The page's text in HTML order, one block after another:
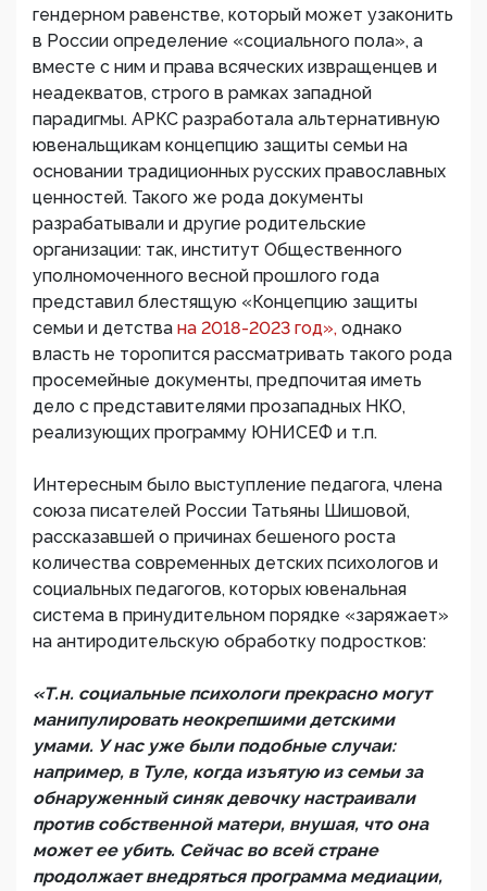
гендерном равенстве, который может узаконить
в России определение «социального пола», а
вместе с ним и права всяческих извращенцев и
неадекватов, строго в рамках западной
парадигмы. АРКС разработала альтернативную
ювенальщикам концепцию защиты семьи на
основании традиционных русских православных
ценностей. Такого же рода документы
разрабатывали и другие родительские
организации: так, институт Общественного
уполномоченного весной прошлого года
представил блестящую «Концепцию защиты
семьи и детства на 2018-2023 год», однако
власть не торопится рассматривать такого рода
просемейные документы, предпочитая иметь
дело с представителями прозападных НКО,
реализующих программу ЮНИСЕФ и т.п.
Интересным было выступление педагога, члена
союза писателей России Татьяны Шишовой,
рассказавшей о причинах бешеного роста
количества современных детских психологов и
социальных педагогов, которых ювенальная
система в принудительном порядке «заряжает»
на антиродительскую обработку подростков:
«Т.н. социальные психологи прекрасно могут
манипулировать неокрепшими детскими
умами. У нас уже были подобные случаи:
например, в Туле, когда изъятую из семьи за
обнаруженный синяк девочку настраивали
против собственной матери, внушая, что она
может ее убить. Сейчас во всей стране
продолжает внедряться программа медиации,